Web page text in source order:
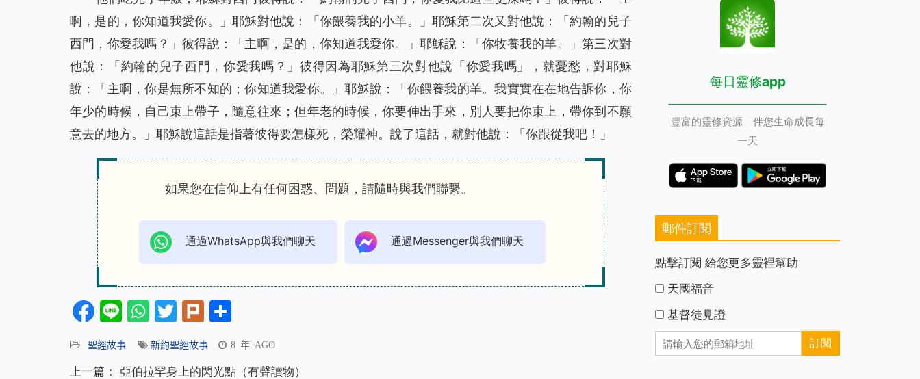
啊，是的，你知道我愛你。」耶穌對他說：「你餵養我的小羊。」耶穌第二次又對他說：「約翰的兒子
西門，你愛我嗎？」彼得說：「主啊，是的，你知道我愛你。」耶穌說：「你牧養我的羊。」第三次對
他說：「約翰的兒子西門，你愛我嗎？」彼得因為耶穌第三次對他說「你愛我嗎」，就憂愁，對耶穌
說：「主啊，你是無所不知的；你知道我愛你。」耶穌說：「你餵養我的羊。我實實在在地告訴你，你
年少的時候，自己束上帶子，隨意往來；但年老的時候，你要伸出手來，別人要把你束上，帶你到不願
意去的地方。」耶穌說這話是指著彼得要怎樣死，榮耀神。說了這話，就對他說：「你跟從我吧！」
如果您在信仰上有任何困惑、問題，請隨時與我們聯繫。
通過WhatsApp與我們聊天 通過Messenger與我們聊天
Facebook
LineWhatsApp
Twitter
Plurk
享
聖經故事 新約聖經故事 8 年 AGO
上一篇： 亞伯拉罕身上的閃光點（有聲讀物）
每日靈修app
豐富的靈修資源 伴您生命成長每
一天
郵件訂閱
點擊訂閱 給您更多靈裡幫助
天國福音
基督徒見證